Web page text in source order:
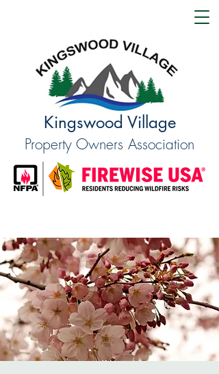
Kingswood Village
Property Owners Association